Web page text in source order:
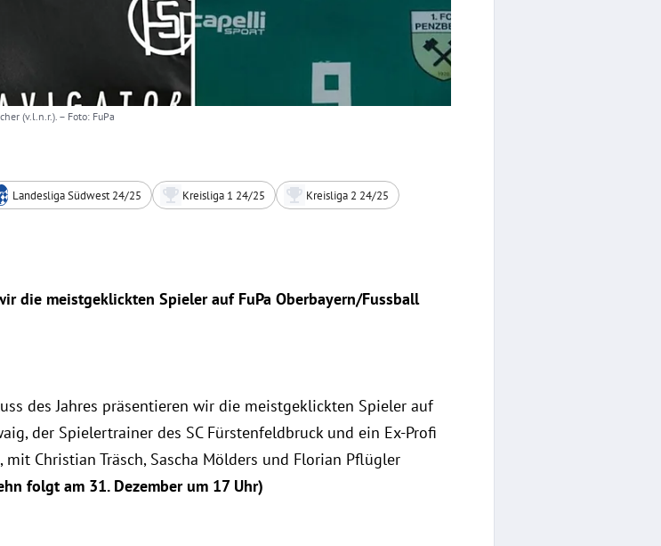
(v.l.n.r.).– Foto: FuPa
Landesliga Südwest 24/25 Kreisliga 1 24/25 Kreisliga 2 24/25
die meistgeklickten Spieler auf FuPa Oberbayern/Fussball
des Jahres präsentieren wir die meistgeklickten Spieler auf
der Spielertrainer des SC Fürstenfeldbruck und ein Ex-Profi
Christian Träsch, Sascha Mölders und Florian Pflügler
folgt am 31. Dezember um 17 Uhr)